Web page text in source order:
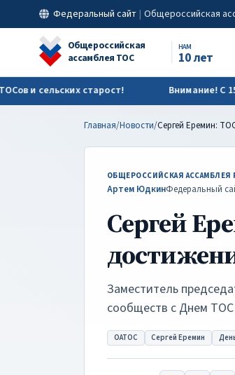
Сергей Еремин: ТОС - инструмент достижения
Федеральный сайт | Общероссийская
Общероссийская
ассамблея ТОС
НАМ
10 лет
сельских старост! Внимание! С 15
Главная/Новости/
ОБЩЕРОССИЙСКАЯ
Артем ЮдкинФедеральный
Сергей
Заместитель
сообществ с Днем ТОС
ОАТОС Сергей Еремин